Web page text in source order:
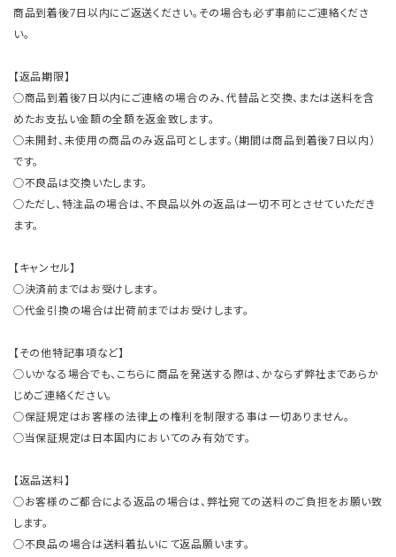
商品到着後7日以内にご返送ください。その場合も必ず事前にご連絡くださ
い。
【返品期限】
○商品到着後7日以内にご連絡の場合のみ、代替品と交換、または送料を含
めたお支払い金額の全額を返金致します。
○未開封、未使用の商品のみ返品可とします。（期間は商品到着後7日以内）
です。
○不良品は交換いたします。
○ただし、特注品の場合は、不良品以外の返品は一切不可とさせていただき
ます。
【キャンセル】
○決済前まではお受けします。
○代金引換の場合は出荷前まではお受けします。
【その他特記事項など】
○いかなる場合でも、こちらに商品を発送する際は、かならず弊社まであらか
じめご連絡ください。
○保証規定はお客様の法律上の権利を制限する事は一切ありません。
○当保証規定は日本国内においてのみ有効です。
【返品送料】
○お客様のご都合による返品の場合は、弊社宛ての送料のご負担をお願い致
します。
○不良品の場合は送料着払いにて返品願います。